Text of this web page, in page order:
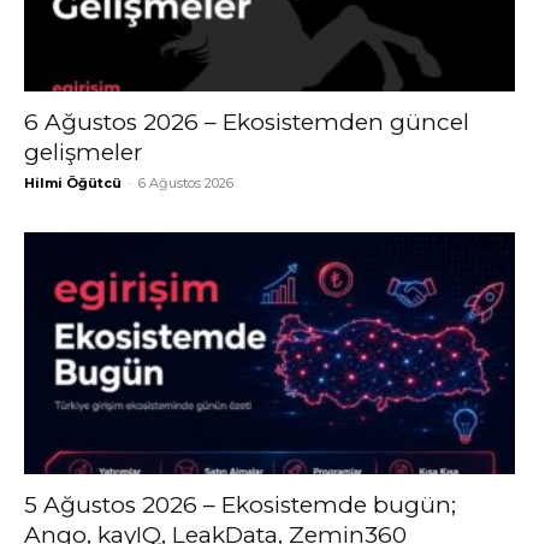
6 Ağustos 2026 – Ekosistemden güncel
gelişmeler
Hilmi Öğütcü - 6 Ağustos 2026
5 Ağustos 2026 – Ekosistemde bugün;
Ango, kayIQ, LeakData, Zemin360